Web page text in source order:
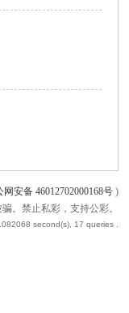
安备 46012702000168号)
。禁止私彩，支持公彩。
second(s), 17 queries .